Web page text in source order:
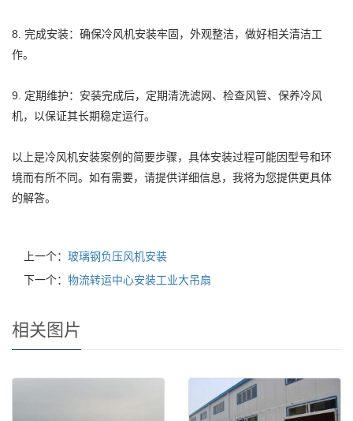
8. 完成安装：确保冷风机安装牢固，外观整洁，做好相关清洁工
作。
9. 定期维护：安装完成后，定期清洗滤网、检查风管、保养冷风
机，以保证其长期稳定运行。
以上是冷风机安装案例的简要步骤，具体安装过程可能因型号和环
境而有所不同。如有需要，请提供详细信息，我将为您提供更具体
的解答。
上一个： 玻璃钢负压风机安装
下一个： 物流转运中心安装工业大吊扇
相关图片